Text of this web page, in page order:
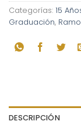
Categorías: 15
Graduación,
DESCRIPCIÓN